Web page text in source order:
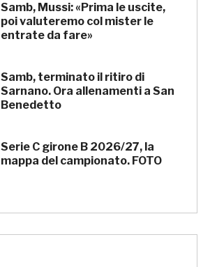
Samb, Mussi: «Prima le uscite,
poi valuteremo col mister le
entrate da fare»
Samb, terminato il ritiro di
Sarnano. Ora allenamenti a San
Benedetto
Serie C girone B 2026/27, la
mappa del campionato. FOTO